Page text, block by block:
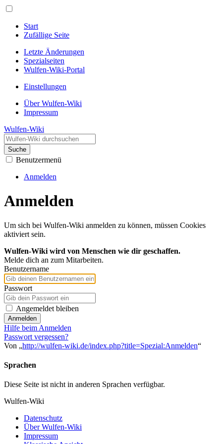
Start
Zufällige Seite
Letzte Änderungen
Spezialseiten
Wulfen-Wiki-Portal
Einstellungen
Über Wulfen-Wiki
Impressum
Wulfen-Wiki
Suche
Benutzermenü
Anmelden
Anmelden
Um sich bei Wulfen-Wiki anmelden zu können, müssen Cookies
aktiviert sein.
Wulfen-Wiki wird von Menschen wie dir geschaffen.
Melde dich an zum Mitarbeiten.
Benutzername
Passwort
Angemeldet bleiben
Anmelden
Hilfe beim Anmelden
Passwort vergessen?
Von „http://wulfen-wiki.de/index.php?title=Spezial:Anmelden“
Sprachen
Diese Seite ist nicht in anderen Sprachen verfügbar.
Wulfen-Wiki
Datenschutz
Über Wulfen-Wiki
Impressum